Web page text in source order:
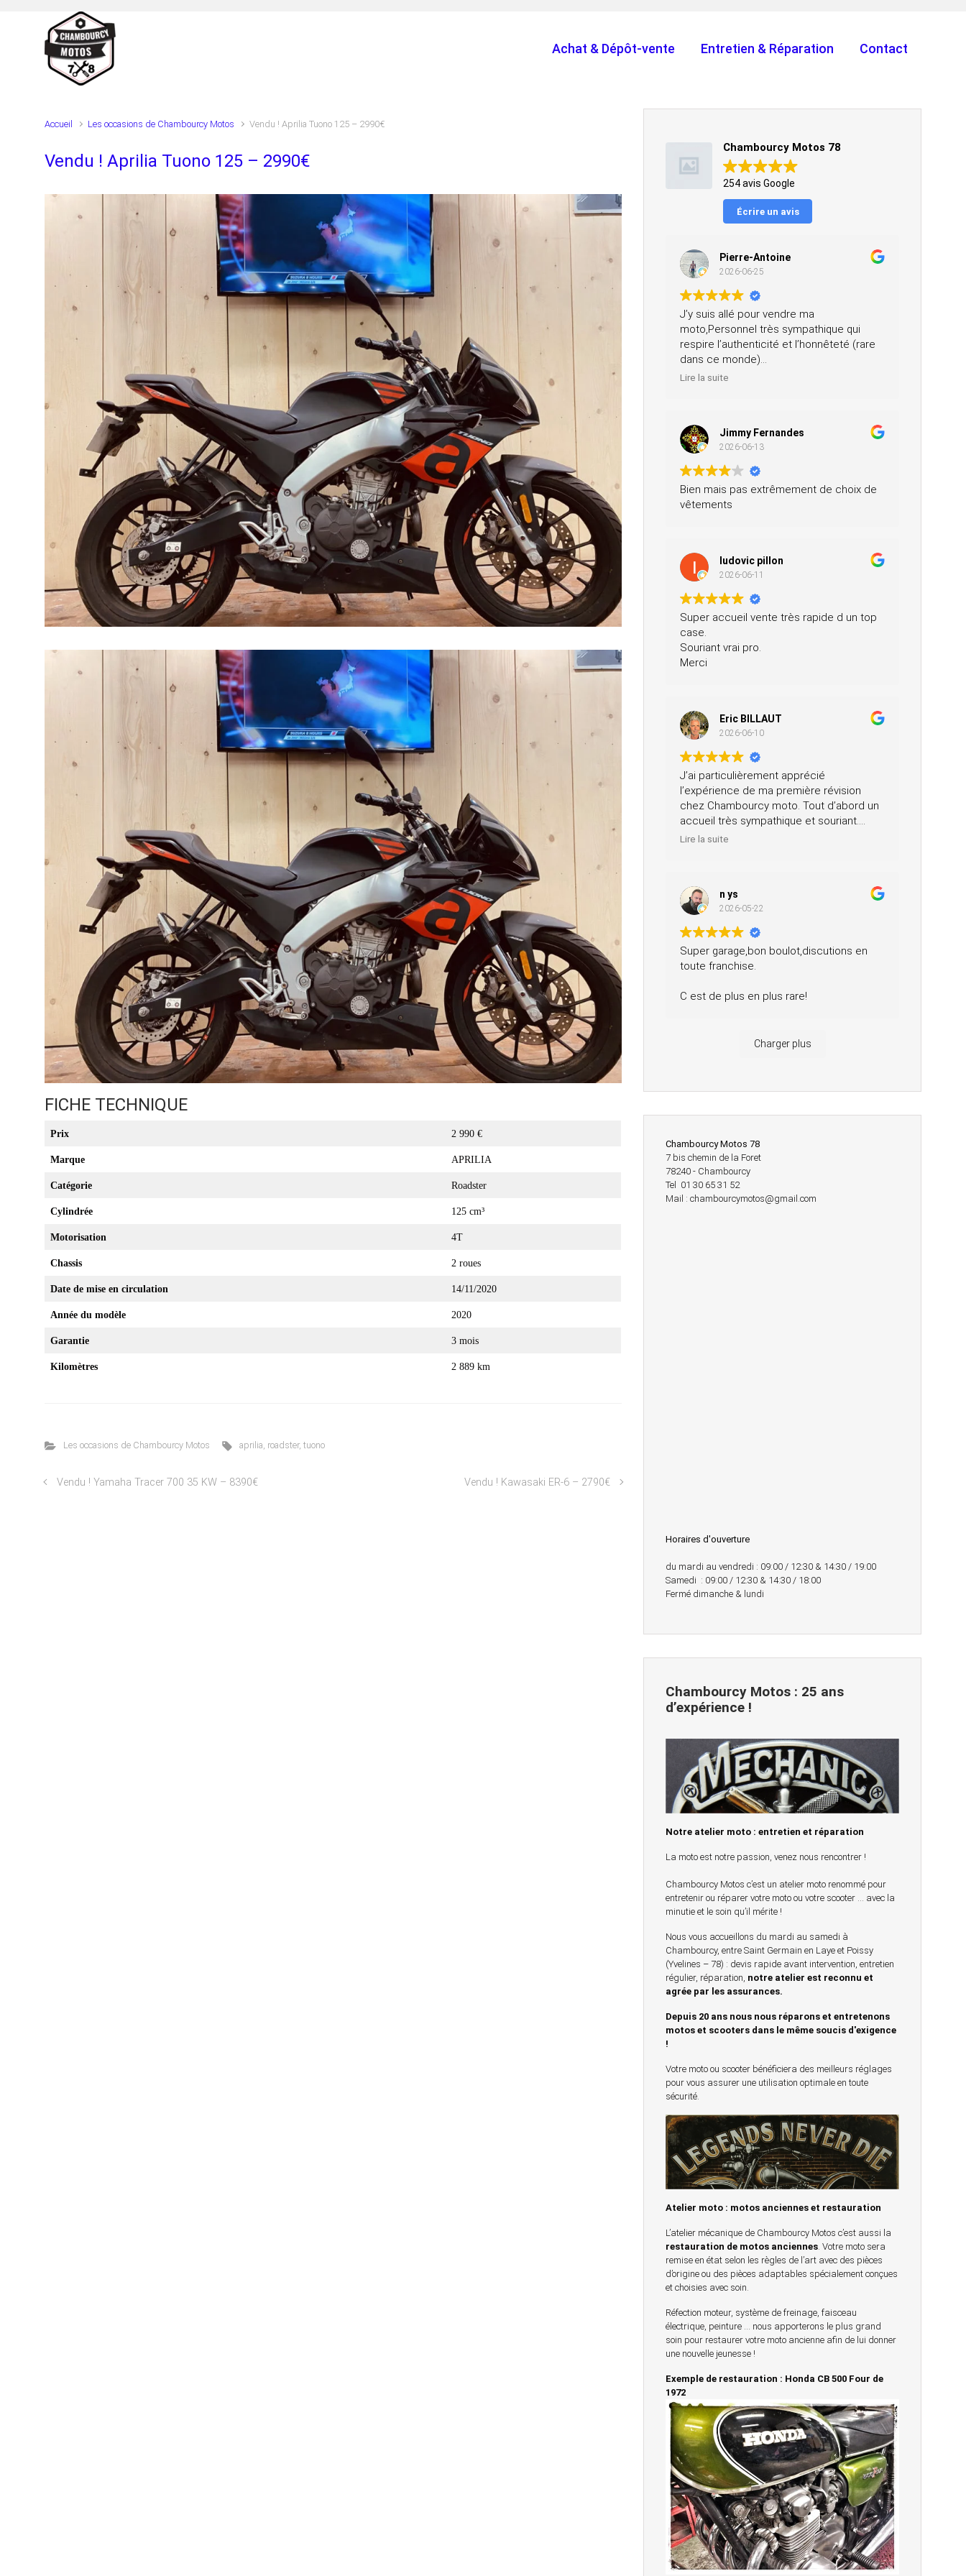
Skip to main content
Achat & Dépôt-vente Entretien & Réparation Contact
Accueil Les occasions de Chambourcy Motos Vendu ! Aprilia Tuono 125 – 2990€
Vendu ! Aprilia Tuono 125 – 2990€
FICHE TECHNIQUE
Prix 2 990 €
Marque APRILIA
Catégorie Roadster
Cylindrée 125 cm³
Motorisation 4T
Chassis 2 roues
Date de mise en circulation 14/11/2020
Année du modèle 2020
Garantie 3 mois
Kilomètres 2 889 km
Les occasions de Chambourcy Motos aprilia roadster,tuono
Vendu ! Yamaha Tracer 700 35 KW – 8390€ Vendu ! Kawasaki ER-6 – 2790€
Chambourcy Motos 78
254 avis Google
Écrire un avis
Pierre-Antoine
2026-06-25
J’y suis allé pour vendre ma
moto,Personnel très sympathique qui
respire l’authenticité et l’honnêteté (rare
dans ce monde)
Merci pour votre professionnalisme, je
Lire la suite
Jimmy Fernandes
2026-06-13
Bien mais pas extrêmement de choix de
vêtements
ludovic pillon
2026-06-11
Super accueil vente très rapide d un top
case.
Souriant vrai pro.
Merci
Eric BILLAUT
2026-06-10
J’ai particulièrement apprécié
l’expérience de ma première révision
chez Chambourcy moto. Tout d’abord un
accueil très sympathique et souriant.
Ensuite, ils m’ont prêté une moto pendant
%.
Lire la suite
n ys
2026-05-22
Super garage,bon boulot,discutions en
toute franchise.
C est de plus en plus rare!
Charger plus
Chambourcy Motos 78
7 bis chemin de la Foret
78240 - Chambourcy
Tel 01 30 65 31 52
Mail : chambourcymotos@gmail.com
Horaires d'ouverture
du mardi au vendredi : 09:00 / 12:30 & 14:30 / 19:00
Samedi : 09:00 / 12:30 & 14:30 / 18:00
Fermé dimanche & lundi
Chambourcy Motos : 25 ans
d’expérience !
Notre atelier moto : entretien et réparation
La moto est notre passion, venez nous rencontrer !
Chambourcy Motos c’est un atelier moto renommé pour
entretenir ou réparer votre moto ou votre scooter … avec la
minutie et le soin qu’il mérite !
Nous vous accueillons du mardi au samedi à
Chambourcy, entre Saint Germain en Laye et Poissy
(Yvelines – 78) : devis rapide avant intervention, entretien
régulier, réparation, notre atelier est reconnu et
agrée par les assurances.
Depuis 20 ans nous nous réparons et entretenons
motos et scooters dans le même soucis d'exigence
!
Votre moto ou scooter bénéficiera des meilleurs réglages
pour vous assurer une utilisation optimale en toute
sécurité.
Atelier moto : motos anciennes et restauration
L’atelier mécanique de Chambourcy Motos c’est aussi la
restauration de motos anciennes. Votre moto sera
remise en état selon les règles de l’art avec des pièces
d’origine ou des pièces adaptables spécialement conçues
et choisies avec soin.
Réfection moteur, système de freinage, faisceau
électrique, peinture … nous apporterons le plus grand
soin pour restaurer votre moto ancienne afin de lui donner
une nouvelle jeunesse !
Exemple de restauration : Honda CB 500 Four de
1972